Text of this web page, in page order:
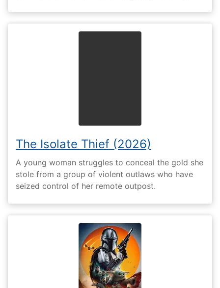
The Isolate Thief (2026)
A young woman struggles to conceal the gold she
stole from a group of violent outlaws who have
seized control of her remote outpost.